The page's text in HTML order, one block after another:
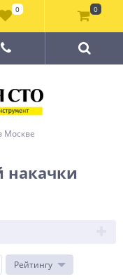
Москве
накачки
Рейтингу
0 0